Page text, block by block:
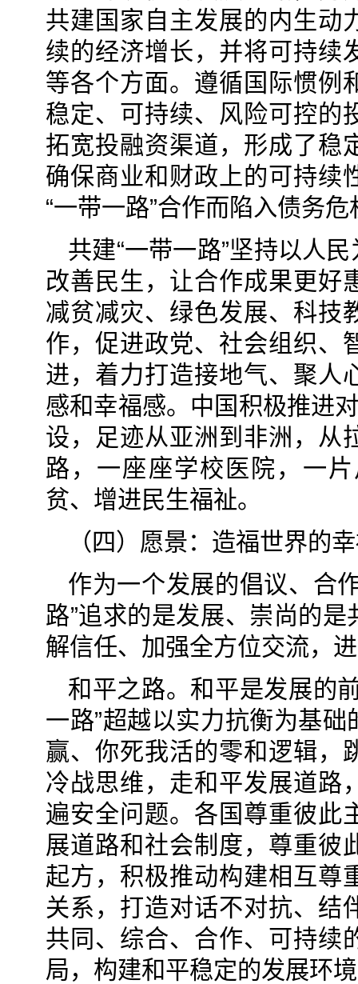
共建国家自主发展的内生动
续的经济增长，并将可持续
等各个方面。遵循国际惯例
稳定、可持续、风险可控的
拓宽投融资渠道，形成了稳
确保商业和财政上的可持续
“一带一路”合作而陷入债务危
共建“一带一路”坚持以人
改善民生，让合作成果更好
减贫减灾、绿色发展、科技
作，促进政党、社会组织、
进，着力打造接地气、聚人
感和幸福感。中国积极推进
设，足迹从亚洲到非洲，从
路，一座座学校医院，一
贫、增进民生福祉。
（四）愿景：造福世界的
作为一个发展的倡议、合
路”追求的是发展、崇尚的
解信任、加强全方位交流，
和平之路。和平是发展的
一路”超越以实力抗衡为基
赢、你死我活的零和逻辑，
冷战思维，走和平发展道路
遍安全问题。各国尊重彼此
展道路和社会制度，尊重彼
起方，积极推动构建相互尊
关系，打造对话不对抗、结
共同、综合、合作、可持续
局，构建和平稳定的发展环